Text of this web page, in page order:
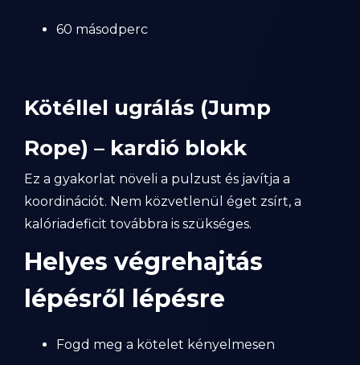
60 másodperc
Kötéllel ugrálás (Jump
Rope) – kardió blokk
Ez a gyakorlat növeli a pulzust és javítja a
koordinációt. Nem közvetlenül éget zsírt, a
kalóriadeficit továbbra is szükséges.
Helyes végrehajtás
lépésről lépésre
Fogd meg a kötelet kényelmesen